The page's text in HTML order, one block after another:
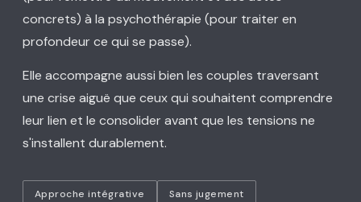
concrets) à la psychothérapie (pour traiter en
profondeur ce qui se passe).
Elle accompagne aussi bien les couples traversant
une crise aiguë que ceux qui souhaitent comprendre
leur lien et le consolider avant que les tensions ne
s'installent durablement.
Approche intégrative Sans jugement